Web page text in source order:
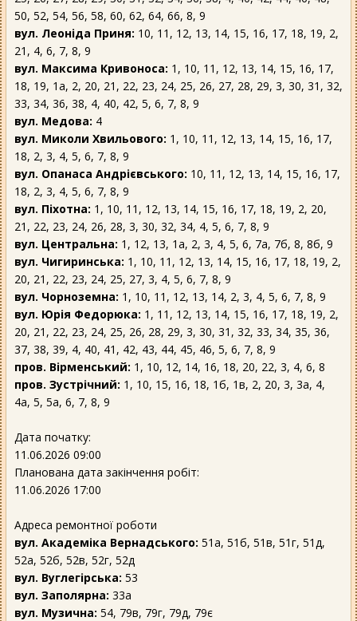
50, 52, 54, 56, 58, 60, 62, 64, 66, 8, 9
вул. Леоніда Приня: 10, 11, 12, 13, 14, 15, 16, 17, 18, 19, 2,
21, 4, 6, 7, 8, 9
вул. Максима Кривоноса: 1, 10, 11, 12, 13, 14, 15, 16, 17,
18, 19, 1а, 2, 20, 21, 22, 23, 24, 25, 26, 27, 28, 29, 3, 30, 31, 32,
33, 34, 36, 38, 4, 40, 42, 5, 6, 7, 8, 9
вул. Медова: 4
вул. Миколи Хвильового: 1, 10, 11, 12, 13, 14, 15, 16, 17,
18, 2, 3, 4, 5, 6, 7, 8, 9
вул. Опанаса Андрієвського: 10, 11, 12, 13, 14, 15, 16, 17,
18, 2, 3, 4, 5, 6, 7, 8, 9
вул. Піхотна: 1, 10, 11, 12, 13, 14, 15, 16, 17, 18, 19, 2, 20,
21, 22, 23, 24, 26, 28, 3, 30, 32, 34, 4, 5, 6, 7, 8, 9
вул. Центральна: 1, 12, 13, 1а, 2, 3, 4, 5, 6, 7а, 7б, 8, 8б, 9
вул. Чигиринська: 1, 10, 11, 12, 13, 14, 15, 16, 17, 18, 19, 2,
20, 21, 22, 23, 24, 25, 27, 3, 4, 5, 6, 7, 8, 9
вул. Чорноземна: 1, 10, 11, 12, 13, 14, 2, 3, 4, 5, 6, 7, 8, 9
вул. Юрія Федорюка: 1, 11, 12, 13, 14, 15, 16, 17, 18, 19, 2,
20, 21, 22, 23, 24, 25, 26, 28, 29, 3, 30, 31, 32, 33, 34, 35, 36,
37, 38, 39, 4, 40, 41, 42, 43, 44, 45, 46, 5, 6, 7, 8, 9
пров. Вірменський: 1, 10, 12, 14, 16, 18, 20, 22, 3, 4, 6, 8
пров. Зустрічний: 1, 10, 15, 16, 18, 1б, 1в, 2, 20, 3, 3а, 4,
4а, 5, 5а, 6, 7, 8, 9
Дата початку:
11.06.2026 09:00
Планована дата закінчення робіт:
11.06.2026 17:00
Адреса ремонтної роботи
вул. Академіка Вернадського: 51а, 51б, 51в, 51г, 51д,
52а, 52б, 52в, 52г, 52д
вул. Вуглегірська: 53
вул. Заполярна: 33а
вул. Музична: 54, 79в, 79г, 79д, 79є